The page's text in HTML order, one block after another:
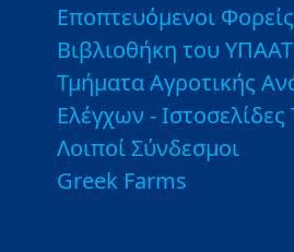
Εποπτευόμενοι Φορείς
Βιβλιοθήκη του ΥΠΑΑΤ
Τμήματα Αγροτικής
Ελέγχων - Ιστοσελίδες
Λοιποί Σύνδεσμοι
Greek Farms